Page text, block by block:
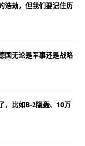
浩劫，但我们要记住历
国无论是军事还是战略
，比如B-2隐轰、10万